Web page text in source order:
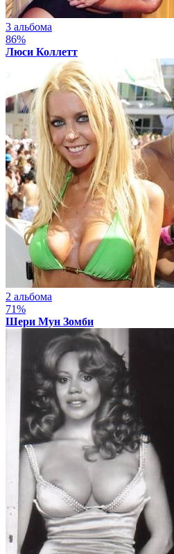
3 альбома
86%
Люси Коллетт
2 альбома
71%
Шери Мун Зомби